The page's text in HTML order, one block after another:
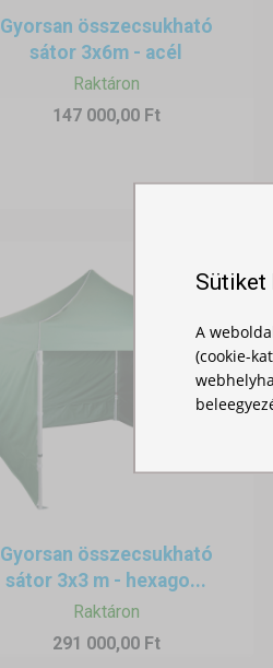
Gyorsan összecsukható
sátor 3x6m - acél
Raktáron
147 000,00 Ft
Gyorsan összecsukható
sátor 3x3 m - hexago...
Raktáron
291 000,00 Ft
Sütiket
A
(cookie-